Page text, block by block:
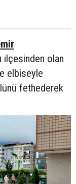
ilçesinden olan
elbiseyle
fethederek